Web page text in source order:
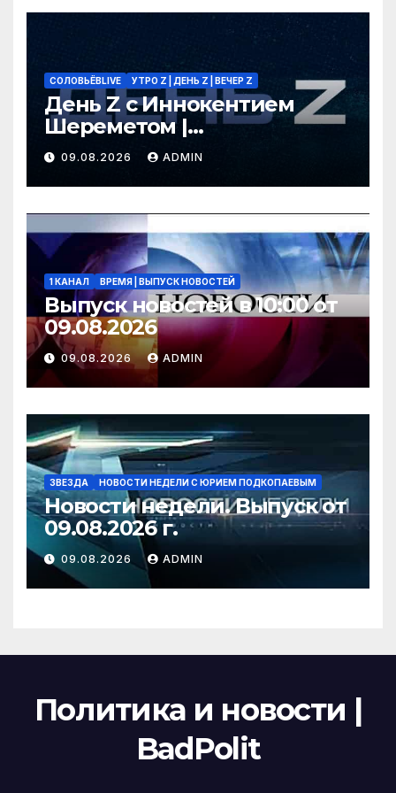
СОЛОВЬЁВLIVE УТРО Z | ДЕНЬ Z | ВЕЧЕР Z
День Z с Иннокентием
Шереметом |
СОЛОВЬЁВLIVE | 9 августа
2026 года
09.08.2026 ADMIN
1 КАНАЛ ВРЕМЯ | ВЫПУСК НОВОСТЕЙ
Выпуск новостей в 10:00 от
09.08.2026
09.08.2026 ADMIN
ЗВЕЗДА НОВОСТИ НЕДЕЛИ С ЮРИЕМ ПОДКОПАЕВЫМ
Новости недели. Выпуск от
09.08.2026 г.
09.08.2026 ADMIN
Политика и новости |
BadPolit